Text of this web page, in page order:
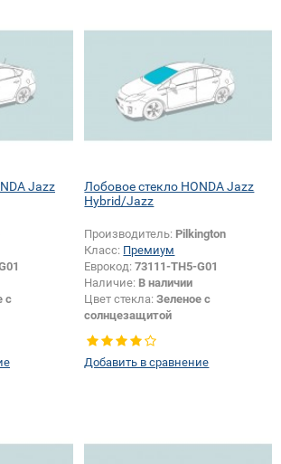
Jazz
с
Лобовое стекло HONDA Jazz
Hybrid/Jazz
Производитель: Pilkington
Класс: Премиум
Еврокод:73111-TH5-G01
Наличие: В наличии
Цвет стекла:Зеленое с
солнцезащитой
Тип кузова:Хетчбек
Добавить в сравнение